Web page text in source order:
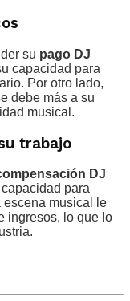
su pago DJ
capacidad para
Por otro lado,
debe más a su
musical.
trabajo
DJ
para
escena musical le
ingresos, lo que lo